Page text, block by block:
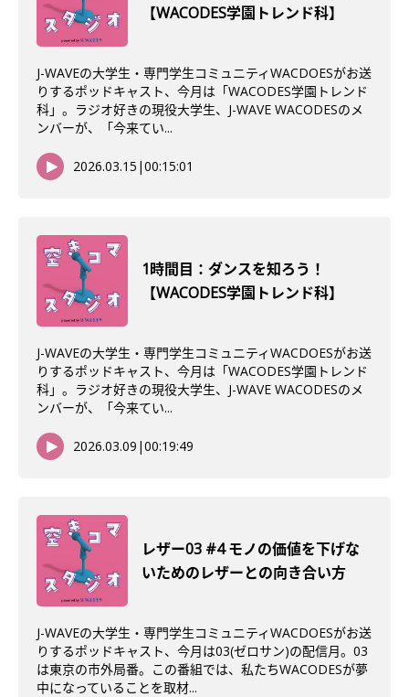
【WACODES学園トレンド科】
J-WAVEの大学生・専門学生コミュニティWACDOESがお送
りするポッドキャスト、今月は「WACODES学園トレンド
科」。ラジオ好きの現役大学生、J-WAVE WACODESのメ
ンバーが、「今来てい...
2026.03.15 |00:15:01
1時間目：ダンスを知ろう！
【WACODES学園トレンド科】
J-WAVEの大学生・専門学生コミュニティWACDOESがお送
りするポッドキャスト、今月は「WACODES学園トレンド
科」。ラジオ好きの現役大学生、J-WAVE WACODESのメ
ンバーが、「今来てい...
2026.03.09 |00:19:49
レザー03 #4 モノの価値を下げな
いためのレザーとの向き合い方
J-WAVEの大学生・専門学生コミュニティWACDOESがお送
りするポッドキャスト、今月は03(ゼロサン)の配信月。03
は東京の市外局番。この番組では、私たちWACODESが夢
中になっていることを取材...